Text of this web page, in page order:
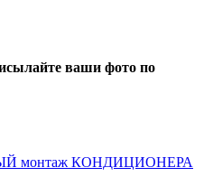
ваши фото по
монтаж КОНДИЦИОНЕРА